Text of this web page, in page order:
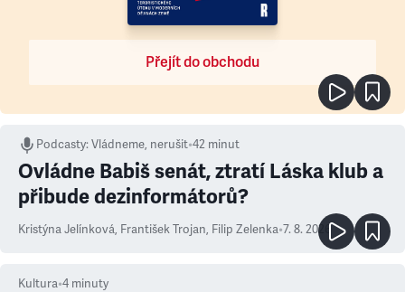
Přejít do obchodu
Podcasty:Vládneme, nerušit•42 minut
Ovládne Babiš senát, ztratí Láska klub a
přibude dezinformátorů?
Kristýna Jelínková, František Trojan, Filip Zelenka•7. 8. 2026
Kultura•4 minuty